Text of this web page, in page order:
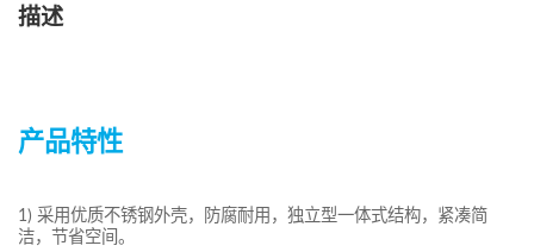
描述
产品特性
1) 采用优质不锈钢外壳，防腐耐用，独立型一体式结构，紧凑简
洁，节省空间。